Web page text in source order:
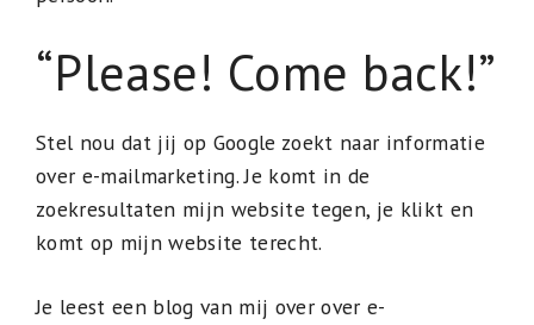
“Please! Come back!”
Stel nou dat jij op Google zoekt naar informatie
over e-mailmarketing. Je komt in de
zoekresultaten mijn website tegen, je klikt en
komt op mijn website terecht.
Je leest een blog van mij over over e-